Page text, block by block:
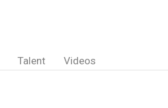
Talent Videos